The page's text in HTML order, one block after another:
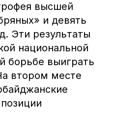
высшей
и девять
Эти результаты
национальной
борьбе выиграть
втором месте